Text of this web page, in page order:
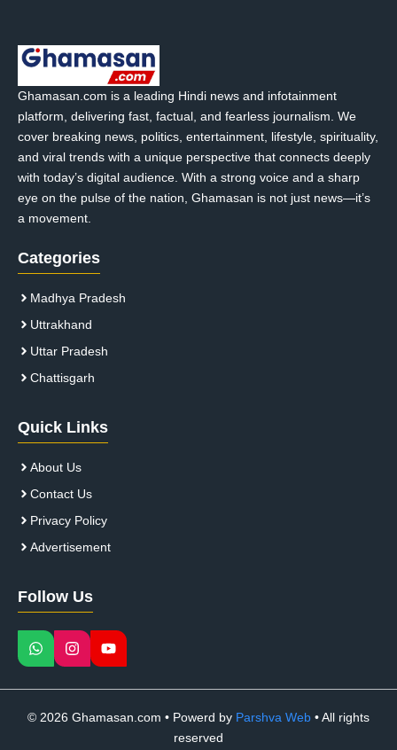
Ghamasan.com is a leading Hindi news and infotainment
platform, delivering fast, factual, and fearless journalism. We
cover breaking news, politics, entertainment, lifestyle, spirituality,
and viral trends with a unique perspective that connects deeply
with today’s digital audience. With a strong voice and a sharp
eye on the pulse of the nation, Ghamasan is not just news—it’s
a movement.
Categories
Madhya Pradesh
Uttrakhand
Uttar Pradesh
Chattisgarh
Quick Links
About Us
Contact Us
Privacy Policy
Advertisement
Follow Us
© 2026 Ghamasan.com • Powerd by Parshva Web • All rights
reserved